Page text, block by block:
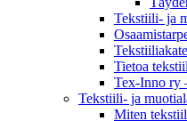
Tekstiili- ja
Tietoa
Tex-Inno ry
Tekstiili- ja
Miten